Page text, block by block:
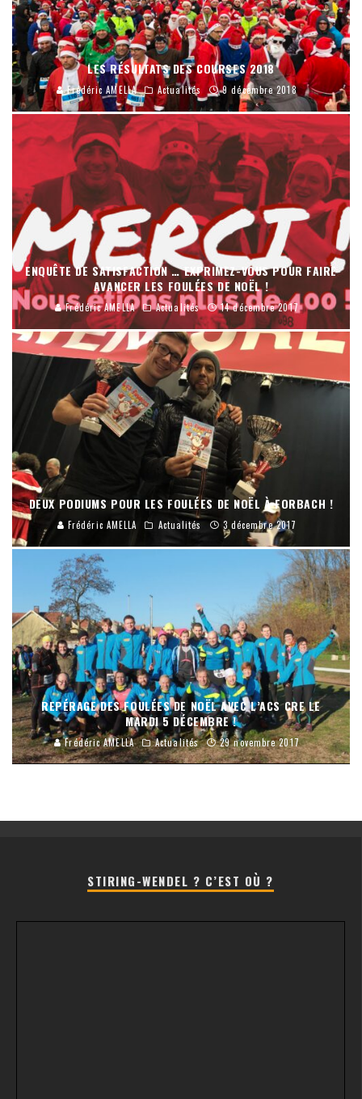
LES RÉSULTATS DES COURSES 2018
Frédéric AMELLA Actualités 9 décembre 2018
ENQUÊTE DE SATISFACTION … EXPRIMEZ-VOUS POUR FAIRE
AVANCER LES FOULÉES DE NOËL !
Frédéric AMELLA Actualités 14 décembre 2017
DEUX PODIUMS POUR LES FOULÉES DE NOËL À FORBACH !
Frédéric AMELLA Actualités 3 décembre 2017
REPÉRAGE DES FOULÉES DE NOËL AVEC L’ACS CRE LE
MARDI 5 DÉCEMBRE !
Frédéric AMELLA Actualités 29 novembre 2017
STIRING-WENDEL ? C’EST OÙ ?